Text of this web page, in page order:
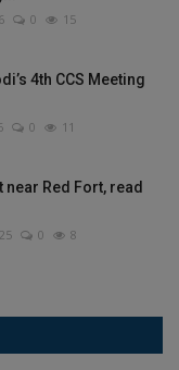
0 15
4th CCS Meeting
0 11
Red Fort, read
0 8